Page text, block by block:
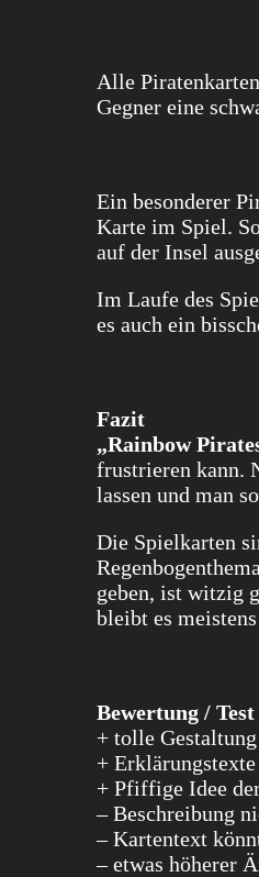
Alle
Gegner eine
Ein besonderer
Karte im Spiel.
auf der Insel
Im Laufe des
es auch ein
Fazit
„Rainbow
frustrieren kann.
lassen und man
Die Spielkarten
geben, ist witzig
bleibt es
Bewertung / Test
+ tolle
+
+ Pfiffige Idee
– Beschreibung
– Kartentext
– etwas höherer